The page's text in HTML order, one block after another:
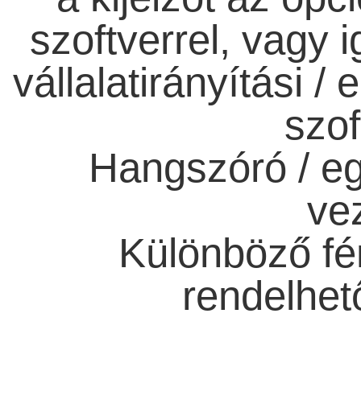
szoftverrel, vagy
vállalatirányítási /
Hangszóró /
Különböző